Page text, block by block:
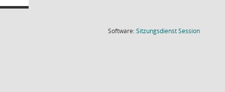
Software:SitzungsdienstSession(Wird in